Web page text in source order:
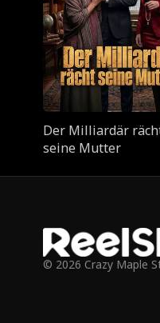
Der Milliardär
seine Mutter
© 2026 Crazy Maple